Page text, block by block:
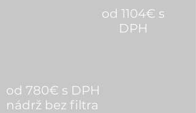
od 1104€ s
DPH
od 780€ s DPH
nádrž bez filtra